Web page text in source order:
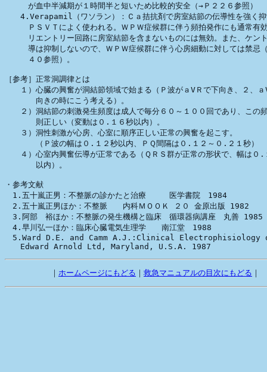
が血中半減期が１時間半と短いため比較的安全（→Ｐ２２６参照）
4.Verapamil（ワソラン）：Ｃａ拮抗剤で房室結節の伝導性を強く抑
ＰＳＶＴによく使われる。ＷＰＷ症候群に伴う頻拍発作にも通常有
リエントリー回路に房室結節を含まないものには無効。また、ケン
導は抑制しないので、ＷＰＷ症候群に伴う心房細動に対しては禁忌
４０参照）。
［参考］正常洞調律とは
１）心臓の興奮が洞結節領域で始まる（Ｐ波がａVＲで下向き、２、ａ
向きの時にこう考える）。
２）洞結節の刺激発生頻度は成人で毎分６０～１００回であり、この
則正しい（変動は０.１６秒以内）。
３）洞性刺激が心房、心室に順序正しい正常の興奮を起こす。
（Ｐ波の幅は０.１２秒以内、ＰＱ間隔は０.１２～０.２１秒）
４）心室内興奮伝導が正常である（ＱＲＳ群が正常の形状で、幅は０.
以内）。
・参考文献
1.五十嵐正男：不整脈の診かたと治療　　　医学書院　1984
2.五十嵐正男ほか：不整脈　　内科ＭＯＯＫ ２０ 金原出版 1982
3.阿部　裕ほか：不整脈の発生機構と臨床　循環器病講座　丸善 1985
4.早川弘一ほか：臨床心臓電気生理学　　南江堂　1988
5.Ward D.E. and Camm A.J.:Clinical Electrophisiology
｜ ホームページにもどる ｜ 救急マニュアルの目次にもどる ｜